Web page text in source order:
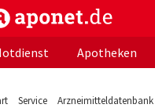
- Das offizielle
Apotheken
Service Arzneimitteldatenbank